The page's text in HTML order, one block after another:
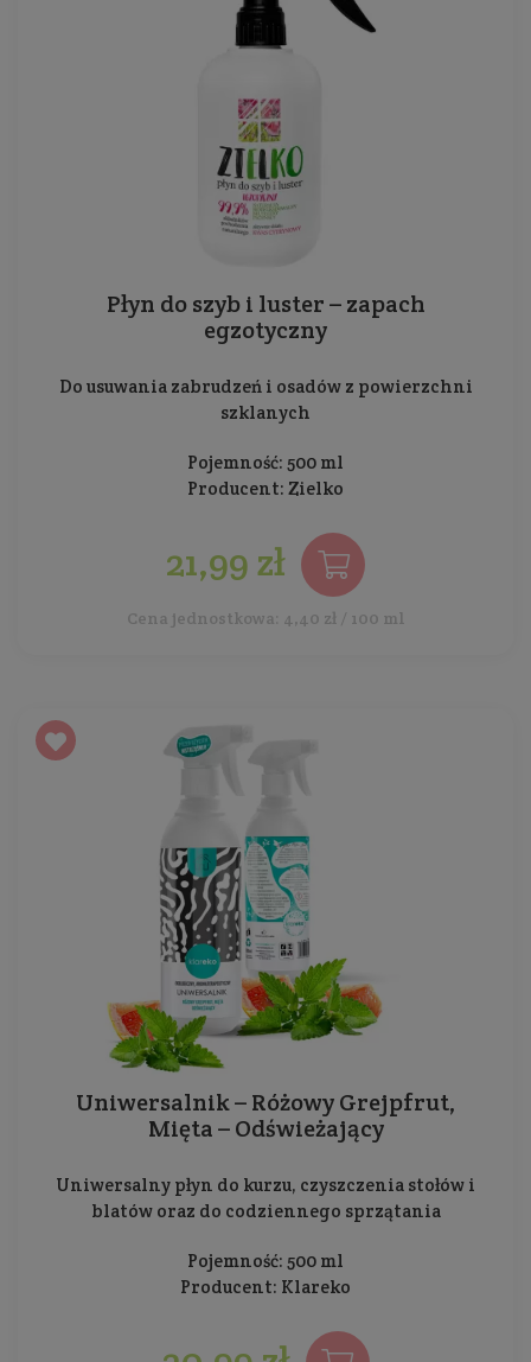
Płyn do szyb i luster – zapach
egzotyczny
Do usuwania zabrudzeń i osadów z powierzchni
szklanych
Pojemność: 500 ml
Producent: Zielko
21,99 zł
Cena jednostkowa: 4,40 zł / 100 ml
Uniwersalnik – Różowy Grejpfrut,
Mięta – Odświeżający
Uniwersalny płyn do kurzu, czyszczenia stołów i
blatów oraz do codziennego sprzątania
Pojemność: 500 ml
Producent: Klareko